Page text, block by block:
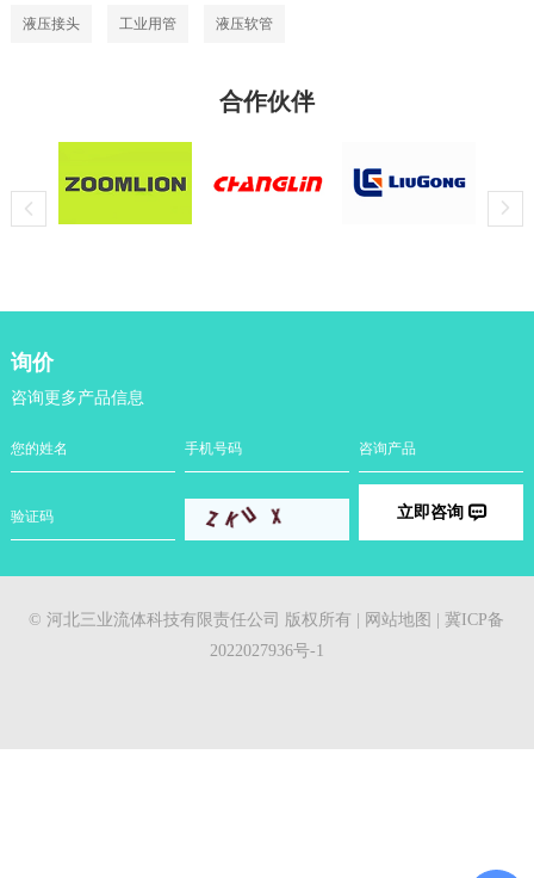
液压接头 工业用管 液压软管
合作伙伴
询价
咨询更多产品信息
立即咨询
© 河北三业流体科技有限责任公司 版权所有 | 网站地图
冀ICP备
2022027936号-1